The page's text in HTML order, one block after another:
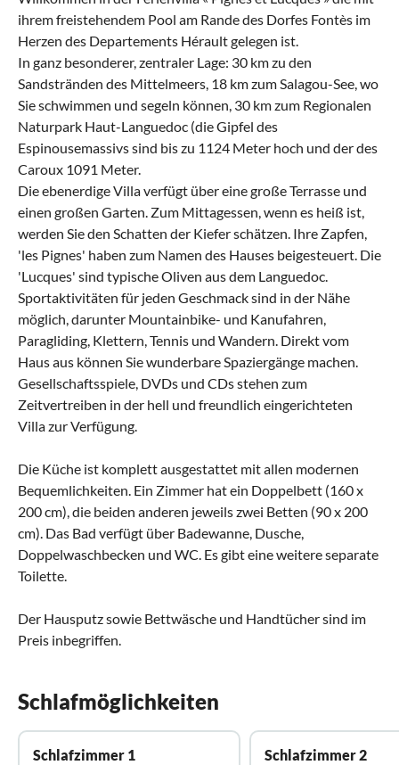
ihrem freistehendem Pool am Rande des Dorfes Fontès im
Herzen des Departements Hérault gelegen ist.
In ganz besonderer, zentraler Lage: 30 km zu den
Sandstränden des Mittelmeers, 18 km zum Salagou-See, wo
Sie schwimmen und segeln können, 30 km zum Regionalen
Naturpark Haut-Languedoc (die Gipfel des
Espinousemassivs sind bis zu 1124 Meter hoch und der des
Caroux 1091 Meter.
Die ebenerdige Villa verfügt über eine große Terrasse und
einen großen Garten. Zum Mittagessen, wenn es heiß ist,
werden Sie den Schatten der Kiefer schätzen. Ihre Zapfen,
'les Pignes' haben zum Namen des Hauses beigesteuert. Die
'Lucques' sind typische Oliven aus dem Languedoc.
Sportaktivitäten für jeden Geschmack sind in der Nähe
möglich, darunter Mountainbike- und Kanufahren,
Paragliding, Klettern, Tennis und Wandern. Direkt vom
Haus aus können Sie wunderbare Spaziergänge machen.
Gesellschaftsspiele, DVDs und CDs stehen zum
Zeitvertreiben in der hell und freundlich eingerichteten
Villa zur Verfügung.
Die Küche ist komplett ausgestattet mit allen modernen
Bequemlichkeiten. Ein Zimmer hat ein Doppelbett (160 x
200 cm), die beiden anderen jeweils zwei Betten (90 x 200
cm). Das Bad verfügt über Badewanne, Dusche,
Doppelwaschbecken und WC. Es gibt eine weitere separate
Toilette.
Der Hausputz sowie Bettwäsche und Handtücher sind im
Preis inbegriffen.
Schlafmöglichkeiten
Schlafzimmer 1
Schlafzimmer 2